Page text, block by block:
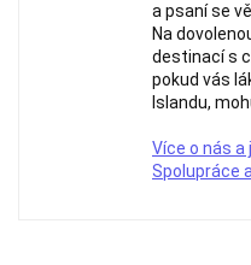
a psaní se
Na
destinací s
pokud vás
Islandu,
Více o nás a
Spolupráce